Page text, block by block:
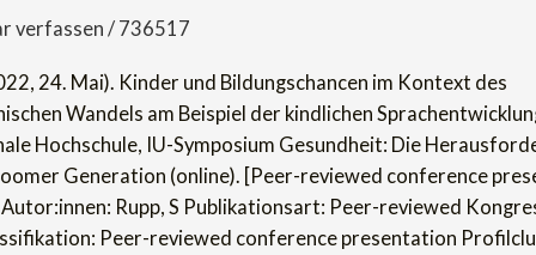
verfassen/ 736517
24. Mai). Kinder und Bildungschancen im Kontext des
Wandels am Beispiel der kindlichen
Hochschule, IU-Symposium Gesundheit: Die
Generation (online). [Peer-reviewed conference
Rupp, S Publikationsart: Peer-reviewed
Peer-reviewed conference presentation